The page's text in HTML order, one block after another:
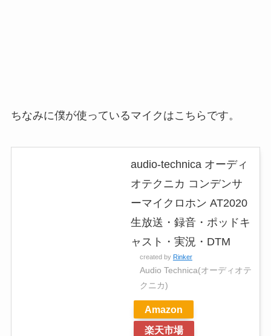
ちなみに僕が使っているマイクはこちらです。
audio-technica オーディ
オテクニカ コンデンサ
ーマイクロホン AT2020
生放送・録音・ポッドキ
ャスト・実況・DTM
created by Rinker
Audio Technica(オーディオテ
クニカ)
Amazon
楽天市場